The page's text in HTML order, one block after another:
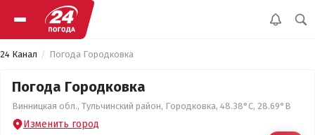
24 Канал Погода Городковка
Погода Городковка
Винницкая обл., Тульчинский район, Городковка, 48.38°С, 28.69°В
Изменить город